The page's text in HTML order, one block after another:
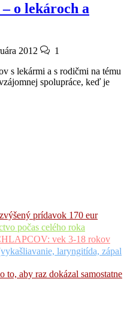
o lekároch a
2012
1
s lekármi a s rodičmi na tému
spolupráce, keď je
prídavok 170 eur
počas celého roka
vek 3-18 rokov
laryngitída, zápal
aby raz dokázal samostatne